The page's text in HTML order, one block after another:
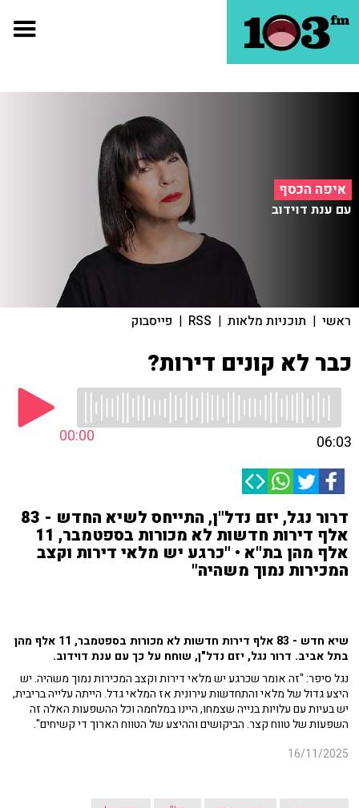
איפה הכסף
עם ענת דוידוב
ראשי | תוכניות מלאות |
RSS
| פייסבוק
כבר לא קונים דירות?
00:00 06:03
דרור נגל, יזם נדל"ן, התייחס לשיא החדש - 83
אלף דירות חדשות לא מכורות בספטמבר, 11
אלף מהן בת"א • "כרגע יש מלאי דירות וקצב
המכירות נמוך משהיה"
שיא חדש - 83 אלף דירות חדשות לא מכורות בספטמבר, 11 אלף מהן
בתל אביב. דרור נגל, יזם נדל"ן, שוחח על כך עם ענת דוידוב.
נגל סיפר: "זה אומר שכרגע יש מלאי דירות וקצב המכירות נמוך משהיה. יש
היצע גדול של מלאי והתחדשות עירונית אז המלאי גדל. הייתה עלייה בריבית,
יש בעיות עם עלויות בנייה שצמחו, היינו במלחמה וכל ההשפעות האלה זה
השפעות של טווח קצר. הביקושים וההיצע של הטווח הארוך די קשיחים".
16/11/2025